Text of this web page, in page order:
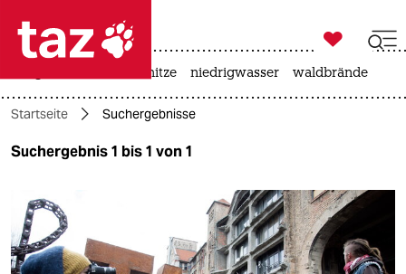
 taz zahl ich
taz zahl ich
themen
politik
öko

taz zahl ich
hitze niedrigwasser waldbrände
Startseite Suchergebnisse
Suchergebnis 1 bis 1 von 1